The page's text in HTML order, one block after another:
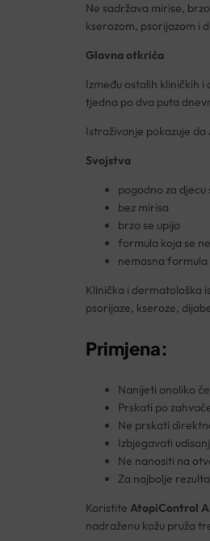
Ne sadržava mirise,
kserozom, psorijazom i
Glavna otkrića
Između ostalih kliničkih
tjedna po dva puta
Istraživanje pokazuje da
Svojstva
pogodno za
bez mirisa
brzo se upija
formula koja se
nemasna formula
Klinička i dermatološka
psorijaze, kseroze,
Primjena:
Nanijeti onoliko
Prskati po
Ne prskati
Izbjegavati
Ne nanositi na
Za najbolje
Koristite AtopiControl
nadraženu kožu pruža